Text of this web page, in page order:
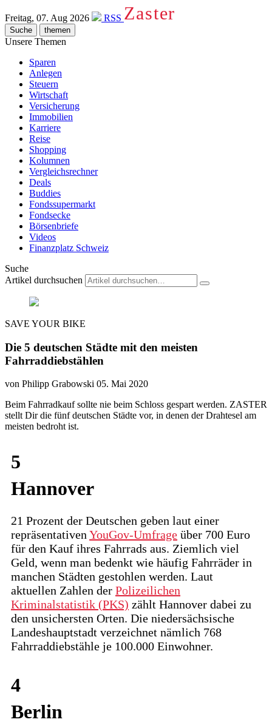
Freitag, 07. Aug 2026 RSS Zaster
Suche themen
Unsere Themen
Sparen
Anlegen
Steuern
Wirtschaft
Versicherung
Immobilien
Karriere
Reise
Shopping
Kolumnen
Vergleichsrechner
Deals
Buddies
Fondssupermarkt
Fondsecke
Börsenbriefe
Videos
Finanzplatz Schweiz
Suche
Artikel durchsuchen
SAVE YOUR BIKE
Die 5 deutschen Städte mit den meisten
Fahrraddiebstählen
von Philipp Grabowski 05. Mai 2020
Beim Fahrradkauf sollte nie beim Schloss gespart werden. ZASTER
stellt Dir die fünf deutschen Städte vor, in denen der Drahtesel am
meisten bedroht ist.
5
Hannover
21 Prozent der Deutschen geben laut einer
repräsentativen YouGov-Umfrage über 700 Euro
für den Kauf ihres Fahrrads aus. Ziemlich viel
Geld, wenn man bedenkt wie häufig Fahrräder in
manchen Städten gestohlen werden. Laut
aktuellen Zahlen der Polizeilichen
Kriminalstatistik (PKS) zählt Hannover dabei zu
den unsichersten Orten. Die niedersächsische
Landeshauptstadt verzeichnet nämlich 768
Fahrraddiebstähle je 100.000 Einwohner.
4
Berlin